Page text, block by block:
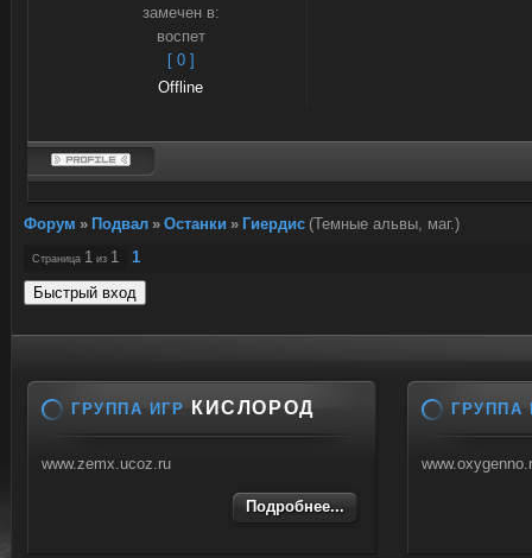
замечен в:
воспет
[ 0 ]
Offline
Форум » Подвал » Останки » Гиердис (Темные альвы, маг.)
Страница 1 из 1 1
ГРУППА ИГР КИСЛОРОД
www.zemx.ucoz.ru
Подробнее...
ГРУППА